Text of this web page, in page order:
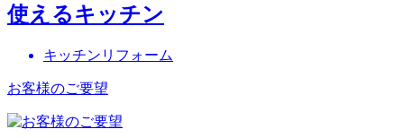
使えるキッチン
キッチンリフォーム
お客様のご要望